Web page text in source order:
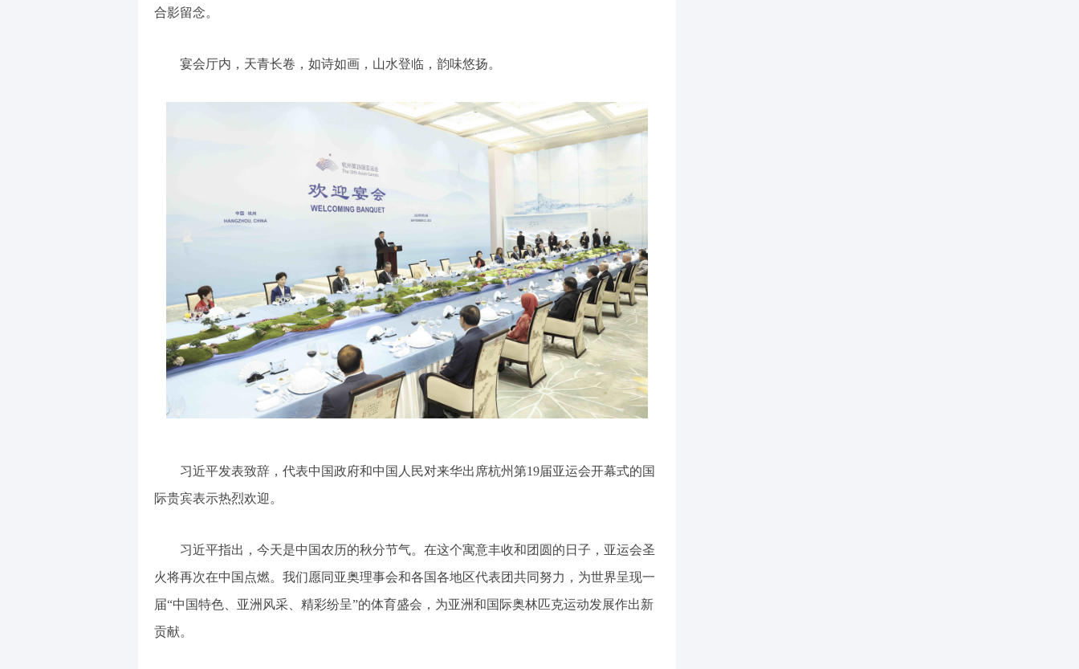
合影留念。
宴会厅内，天青长卷，如诗如画，山水登临，韵味悠扬。
习近平发表致辞，代表中国政府和中国人民对来华出席杭州第19届亚运会开幕式的国
际贵宾表示热烈欢迎。
习近平指出，今天是中国农历的秋分节气。在这个寓意丰收和团圆的日子，亚运会圣
火将再次在中国点燃。我们愿同亚奥理事会和各国各地区代表团共同努力，为世界呈现一
届“中国特色、亚洲风采、精彩纷呈”的体育盛会，为亚洲和国际奥林匹克运动发展作出新
贡献。